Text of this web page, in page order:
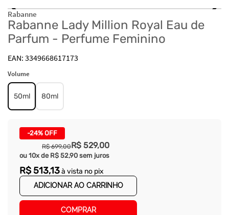
Rabanne
Rabanne Lady Million Royal Eau de
Parfum - Perfume Feminino
3349668617173
Volume
50ml 80ml
-24% OFF
R$ 529,00
R$ 699,00
ou 10x de R$ 52,90 sem juros
R$513,13à vista no pix
ADICIONAR AO CARRINHO
COMPRAR